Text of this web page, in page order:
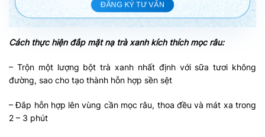
ĐĂNG KÝ TƯ VẤN
Cách thực hiện đắp mặt nạ trà xanh kích thích mọc râu:
– Trộn một lượng bột trà xanh nhất định với sữa tươi không
đường, sao cho tạo thành hỗn hợp sền sệt
– Đắp hỗn hợp lên vùng cần mọc râu, thoa đều và mát xa trong
2 – 3 phút